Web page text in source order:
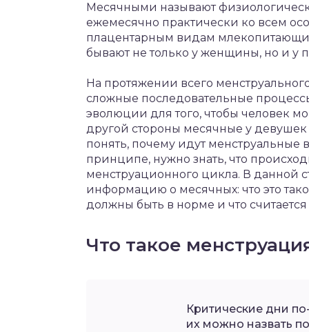
Месячными называют
ежемесячно практически ко всем
плацентарным видам
бывают не только у женщины, но и у
На протяжении всего
сложные последовательные
эволюции для того, чтобы человек
другой стороны месячные у
понять, почему идут
принципе, нужно знать, что
менструационного цикла. В данной
информацию о месячных: что это
должны быть в норме и что
Что такое
Критические дни
их можно назвать